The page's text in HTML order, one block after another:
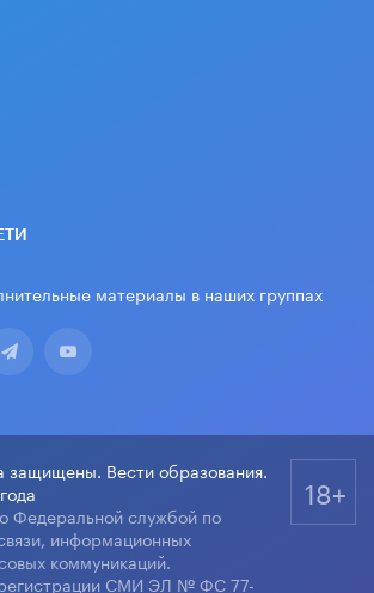
материалы в наших группах
Вести образования.
Федеральной службой по
информационных
коммуникаций.
регистрации СМИ ЭЛ № ФС 77-
18+